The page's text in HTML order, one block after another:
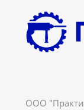
ООО